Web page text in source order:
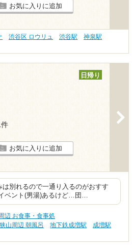
お気に入りに追加
渋谷区 ロウリュ 渋谷駅
神泉駅
日帰り
お気に入りに追加
別れるので一通り入るのがおすす
ベント(男湯)あるけど…団…
辺 お食事・食事処
山周辺 朝風呂 地下鉄成増駅
成増駅